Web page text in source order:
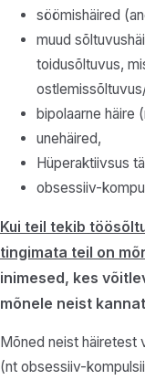
söömishäired
muud
toidusõltuvus,
bipolaarne häire
unehäired,
Hüperaktiivsus
obsessiiv-
Kui teil tekib
tingimata teil on
inimesed, kes
mõnele neist
Mõned neist häiretest
(nt obsessiiv-